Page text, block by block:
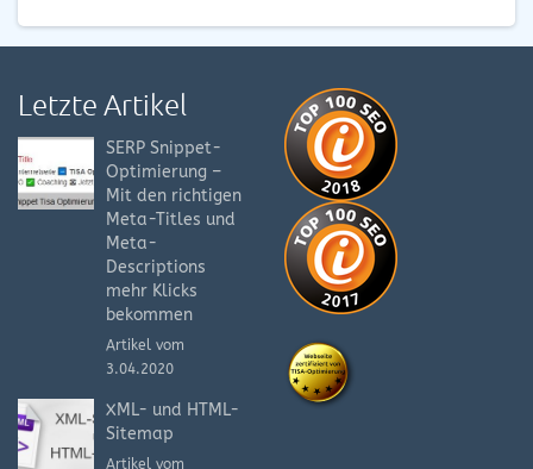
Letzte Artikel
SERP Snippet-
Optimierung –
Mit den richtigen
Meta-Titles und
Meta-
Descriptions
mehr Klicks
bekommen
Artikel vom
3.04.2020
XML- und HTML-
Sitemap
Artikel vom